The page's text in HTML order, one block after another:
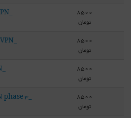
8500
تومان
8500
تومان
8500
تومان
3_
8500
تومان